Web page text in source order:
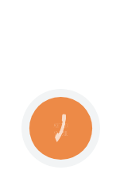
КНОПКА
ЗВ'ЯЗКУ